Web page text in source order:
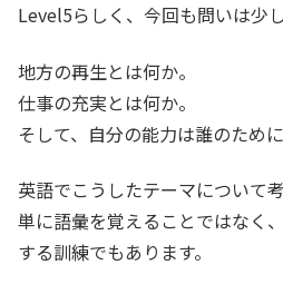
Level5らしく、今回も問いは少
地方の再生とは何か。
仕事の充実とは何か。
そして、自分の能力は誰のため
英語でこうしたテーマについて
単に語彙を覚えることではなく
する訓練でもあります。